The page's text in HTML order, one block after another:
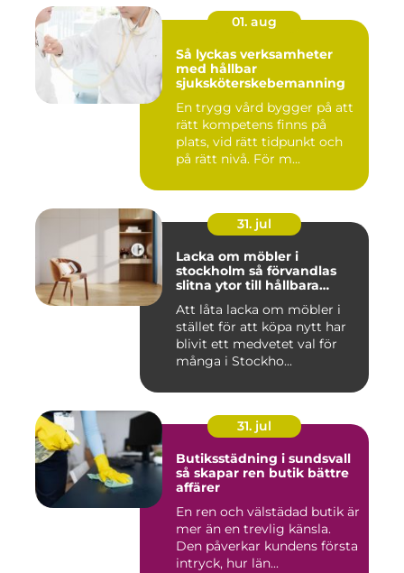
01. aug
Så lyckas verksamheter
med hållbar
sjuksköterskebemanning
En trygg vård bygger på att
rätt kompetens finns på
plats, vid rätt tidpunkt och
på rätt nivå. För m...
31. jul
Lacka om möbler i
stockholm så förvandlas
slitna ytor till hållbara
Att låta lacka om möbler i
stället för att köpa nytt har
blivit ett medvetet val för
många i Stockho...
31. jul
Butiksstädning i sundsvall
så skapar ren butik bättre
affärer
En ren och välstädad butik är
mer än en trevlig känsla.
Den påverkar kundens första
intryck, hur län...